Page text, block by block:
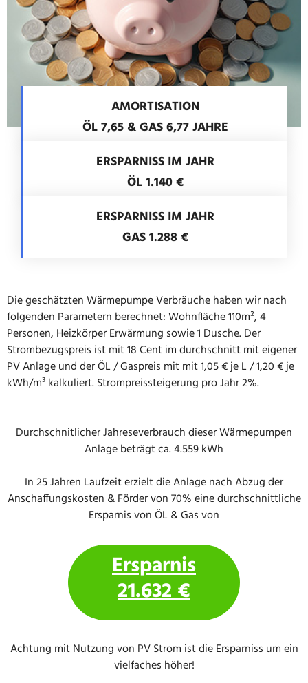
AMORTISATION
ÖL 7,65 & GAS 6,77 JAHRE
ERSPARNISS IM JAHR
ÖL 1.140 €
ERSPARNISS IM JAHR
GAS 1.288 €
Die geschätzten Wärmepumpe Verbräuche haben wir nach
folgenden Parametern berechnet: Wohnfläche 110m², 4
Personen, Heizkörper Erwärmung sowie 1 Dusche. Der
Strombezugspreis ist mit 18 Cent im durchschnitt mit eigener
PV Anlage und der ÖL / Gaspreis mit mit 1,05 € je L / 1,20 € je
kWh/m³ kalkuliert. Strompreissteigerung pro Jahr 2%.
Durchschnitlicher Jahreseverbrauch dieser Wärmepumpen
Anlage beträgt ca. 4.559 kWh
In 25 Jahren Laufzeit erzielt die Anlage nach Abzug der
Anschaffungskosten & Förder von 70% eine durchschnittliche
Ersparnis von ÖL & Gas von
Ersparnis
21.632 €
Achtung mit Nutzung von PV Strom ist die Ersparniss um ein
vielfaches höher!